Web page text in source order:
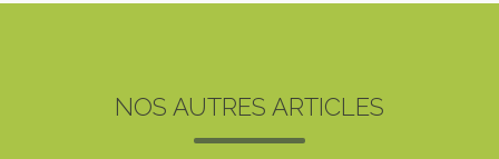
NOS AUTRES ARTICLES